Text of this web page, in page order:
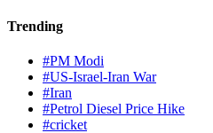
Trending
#PM Modi
#US-Israel-Iran War
#Iran
#Petrol Diesel Price Hike
#cricket